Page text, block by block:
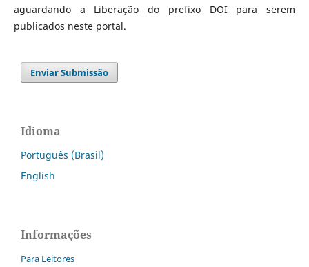
aguardando a Liberação do prefixo DOI para serem
publicados neste portal.
Enviar Submissão
Idioma
Português (Brasil)
English
Informações
Para Leitores